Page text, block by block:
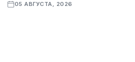
05 АВГУСТА, 2026